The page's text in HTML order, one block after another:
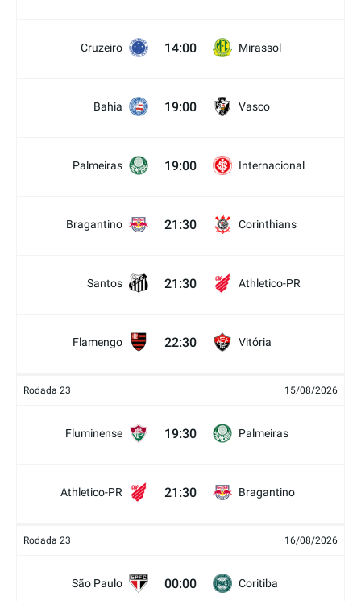
Cruzeiro 14:00 Mirassol
Bahia 19:00 Vasco
Palmeiras 19:00 Internacional
Bragantino 21:30 Corinthians
Santos 21:30 Athletico-PR
Flamengo 22:30 Vitória
Rodada 23 15/08/2026
Fluminense 19:30 Palmeiras
Athletico-PR 21:30 Bragantino
Rodada 23 16/08/2026
São Paulo 00:00 Coritiba